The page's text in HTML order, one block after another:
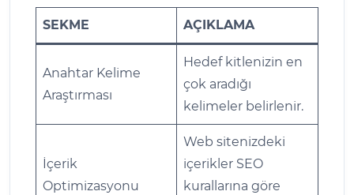
SEKME AÇIKLAMA
Anahtar Kelime
Araştırması
Hedef kitlenizin en
çok aradığı
kelimeler belirlenir.
İçerik
Optimizasyonu
Web sitenizdeki
içerikler SEO
kurallarına göre